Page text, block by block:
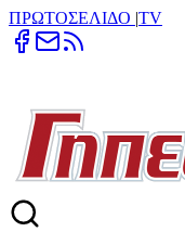
ΠΡΩΤΟΣΕΛΙΔΟ |TV